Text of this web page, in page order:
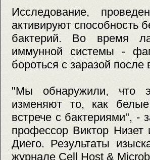
Исследование,
активируют способность
бактерий. Во время
иммунной системы -
бороться с заразой после
"Мы обнаружили, что
изменяют то, как
встрече с бактериями", -
профессор Виктор
Диего. Результаты
журнале Cell Host &